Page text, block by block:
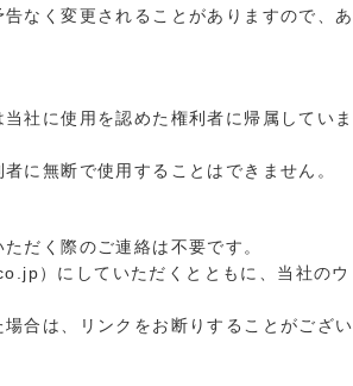
なく変更されることがありますので、あ
社に使用を認めた権利者に帰属していま
に無断で使用することはできません。
だく際のご連絡は不要です。
）にしていただくとともに、当社のウ
合は、リンクをお断りすることがござい